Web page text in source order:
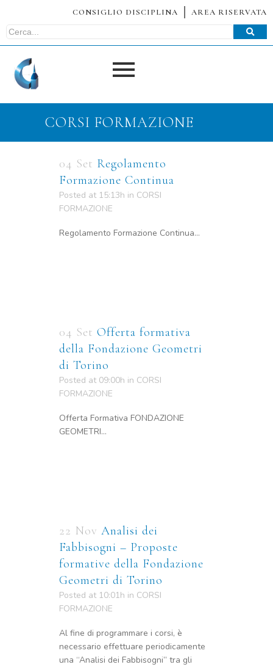
CONSIGLIO DISCIPLINA AREA RISERVATA
CORSI FORMAZIONE
04 Set Regolamento
Formazione Continua
Posted at 15:13h in CORSI
FORMAZIONE
Regolamento Formazione Continua...
04 Set Offerta formativa
della Fondazione Geometri
di Torino
Posted at 09:00h in CORSI
FORMAZIONE
Offerta Formativa FONDAZIONE
GEOMETRI...
22 Nov Analisi dei
Fabbisogni – Proposte
formative della Fondazione
Geometri di Torino
Posted at 10:01h in CORSI
FORMAZIONE
Al fine di programmare i corsi, è
necessario effettuare periodicamente
una “Analisi dei Fabbisogni” tra gli